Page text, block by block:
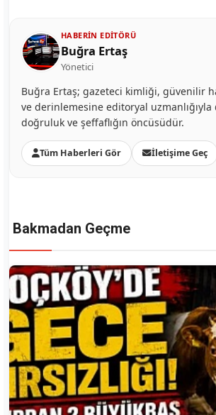
HABERIN EDITÖRÜ
Buğra Ertaş
Yönetici
Buğra Ertaş; gazeteci kimliği, güvenilir
ve derinlemesine editoryal
doğruluk ve şeffaflığın öncüsüdür.
Tüm Haberleri Gör İletişime Geç
Bakmadan Geçme